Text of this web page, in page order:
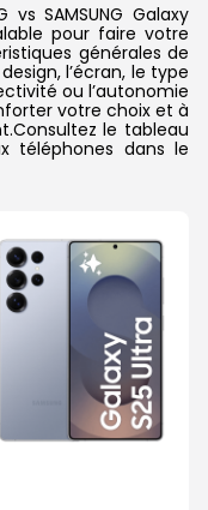
SAMSUNG Galaxy
pour faire votre
générales de
l’écran, le type
ou l’autonomie
votre choix et à
le tableau
téléphones dans le